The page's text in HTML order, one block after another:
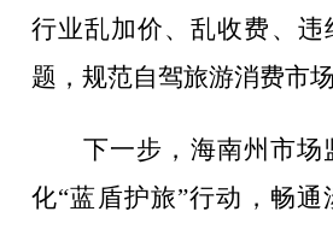
行业乱加价、乱收费、违
题，规范自驾旅游消费市场
下一步，海南州市场
化“蓝盾护旅”行动，畅通